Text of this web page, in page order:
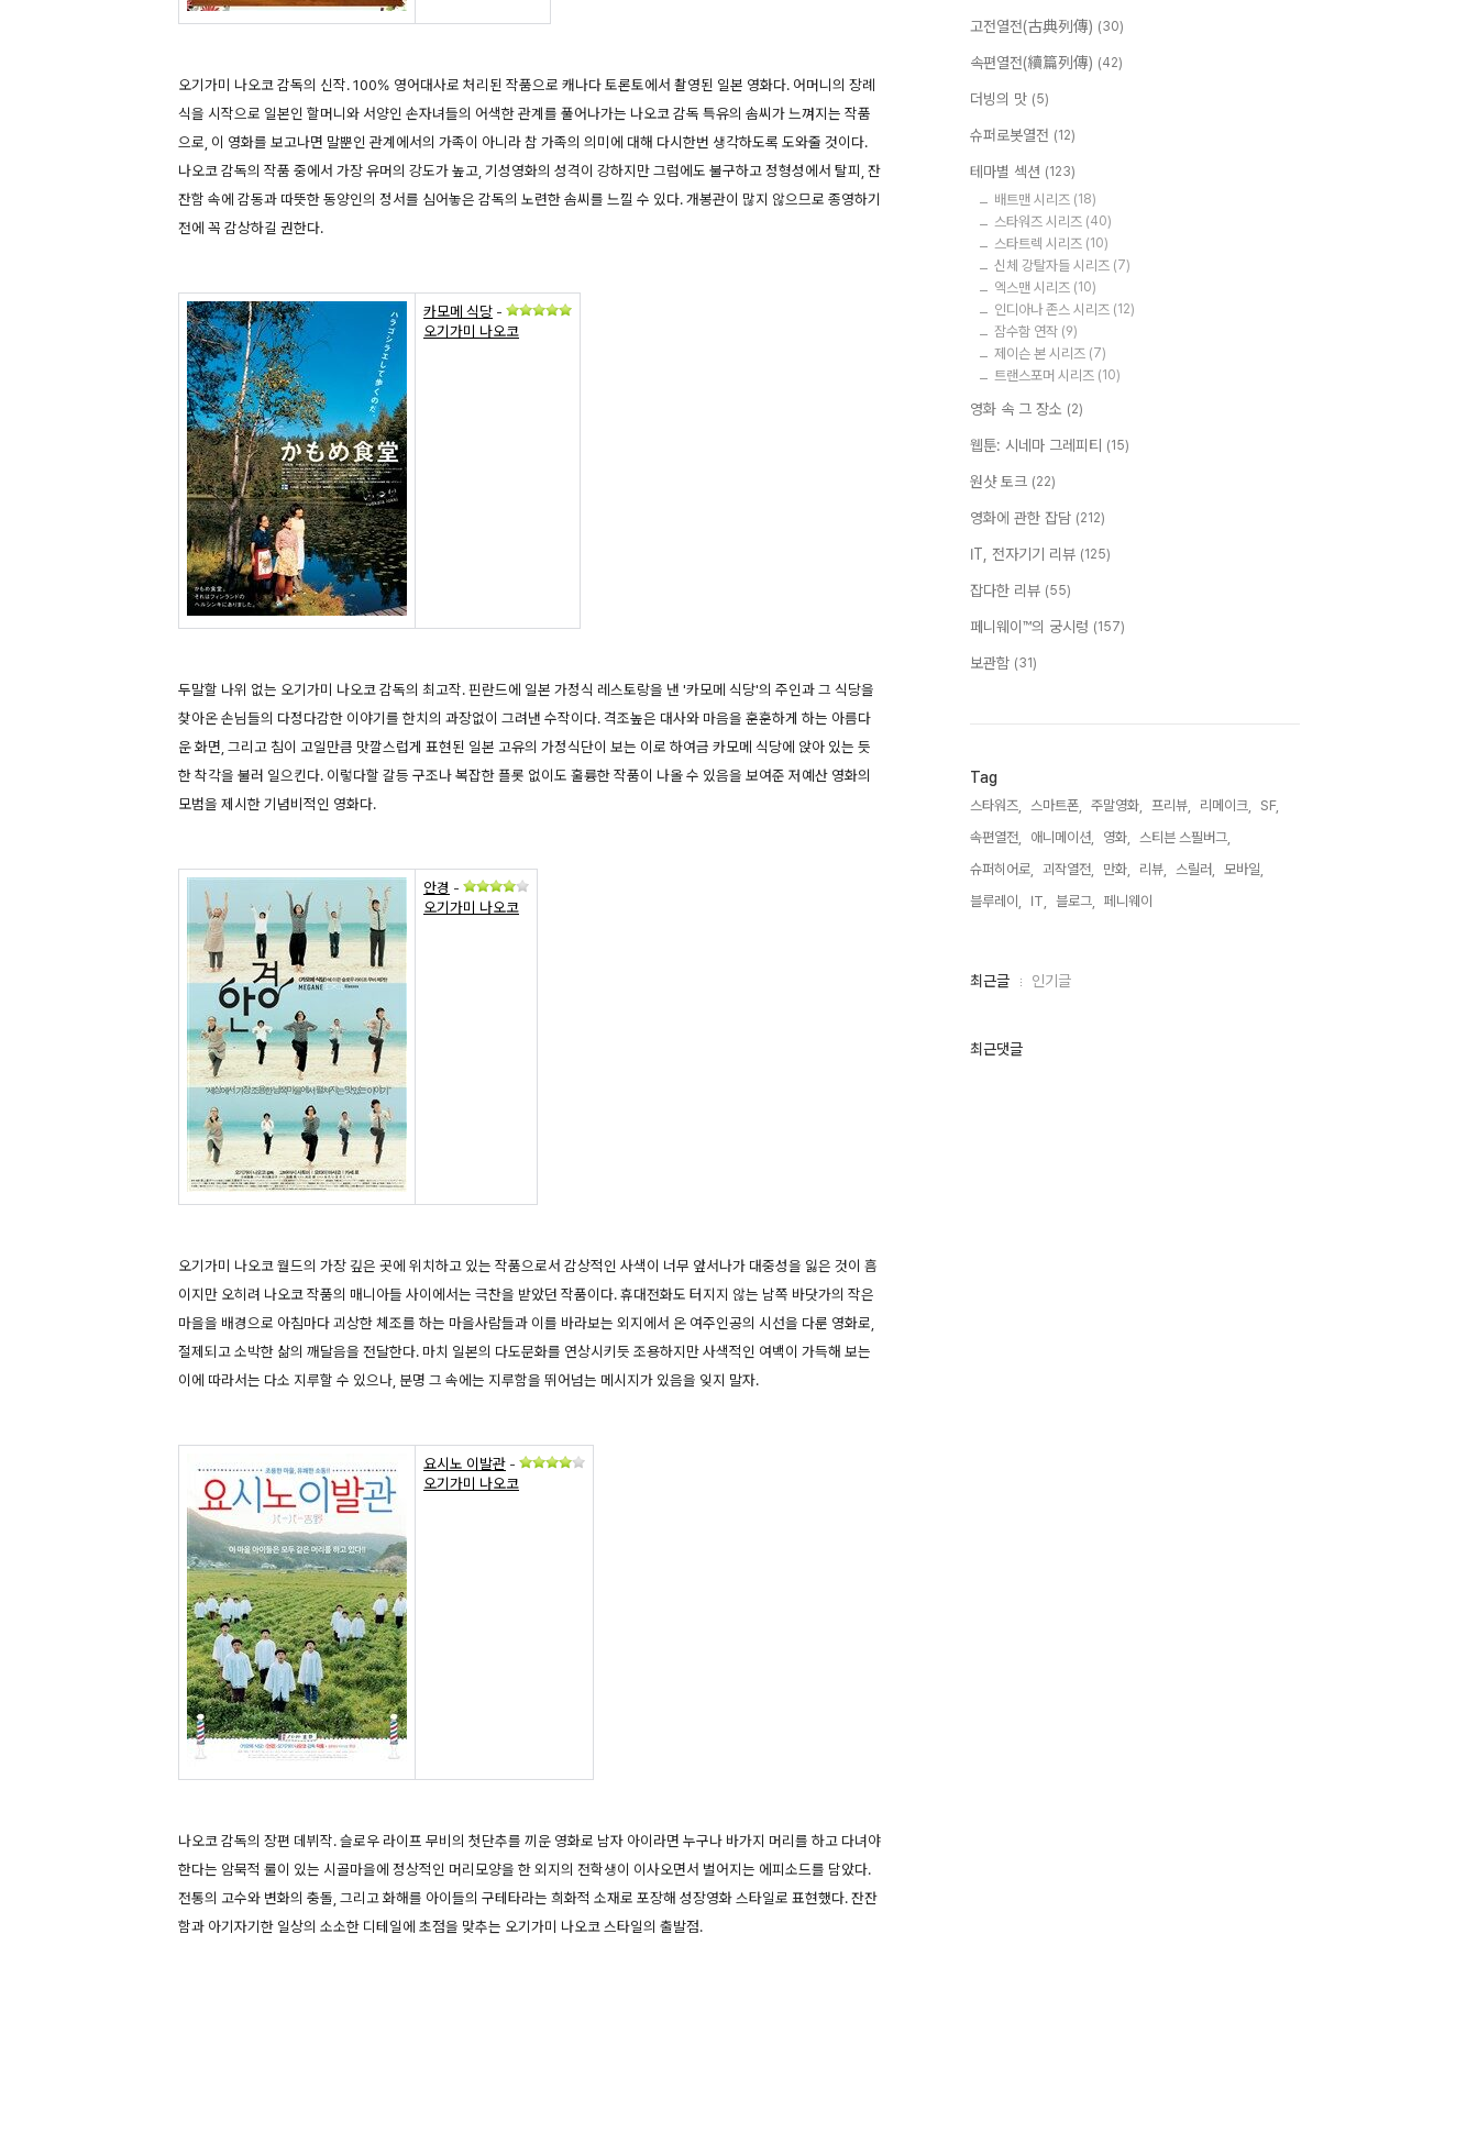
오기가미 나오코 감독의 신작. 100% 영어대사로 처리된 작품으로 캐나다 토론토에서 촬영된 일본 영화다. 어머니의 장례
식을 시작으로 일본인 할머니와 서양인 손자녀들의 어색한 관계를 풀어나가는 나오코 감독 특유의 솜씨가 느껴지는 작품
으로, 이 영화를 보고나면 말뿐인 관계에서의 가족이 아니라 참 가족의 의미에 대해 다시한번 생각하도록 도와줄 것이다.
나오코 감독의 작품 중에서 가장 유머의 강도가 높고, 기성영화의 성격이 강하지만 그럼에도 불구하고 정형성에서 탈피, 잔
잔함 속에 감동과 따뜻한 동양인의 정서를 심어놓은 감독의 노련한 솜씨를 느낄 수 있다. 개봉관이 많지 않으므로 종영하기
전에 꼭 감상하길 권한다.
카모메 식당 -
오기가미 나오코
두말할 나위 없는 오기가미 나오코 감독의 최고작. 핀란드에 일본 가정식 레스토랑을 낸 '카모메 식당'의 주인과 그 식당을
찾아온 손님들의 다정다감한 이야기를 한치의 과장없이 그려낸 수작이다. 격조높은 대사와 마음을 훈훈하게 하는 아름다
운 화면, 그리고 침이 고일만큼 맛깔스럽게 표현된 일본 고유의 가정식단이 보는 이로 하여금 카모메 식당에 앉아 있는 듯
한 착각을 불러 일으킨다. 이렇다할 갈등 구조나 복잡한 플롯 없이도 훌륭한 작품이 나올 수 있음을 보여준 저예산 영화의
모범을 제시한 기념비적인 영화다.
안경 -
오기가미 나오코
오기가미 나오코 월드의 가장 깊은 곳에 위치하고 있는 작품으로서 감상적인 사색이 너무 앞서나가 대중성을 잃은 것이 흠
이지만 오히려 나오코 작품의 매니아들 사이에서는 극찬을 받았던 작품이다. 휴대전화도 터지지 않는 남쪽 바닷가의 작은
마을을 배경으로 아침마다 괴상한 체조를 하는 마을사람들과 이를 바라보는 외지에서 온 여주인공의 시선을 다룬 영화로,
절제되고 소박한 삶의 깨달음을 전달한다. 마치 일본의 다도문화를 연상시키듯 조용하지만 사색적인 여백이 가득해 보는
이에 따라서는 다소 지루할 수 있으나, 분명 그 속에는 지루함을 뛰어넘는 메시지가 있음을 잊지 말자.
요시노 이발관 -
오기가미 나오코
나오코 감독의 장편 데뷔작. 슬로우 라이프 무비의 첫단추를 끼운 영화로 남자 아이라면 누구나 바가지 머리를 하고 다녀야
한다는 암묵적 룰이 있는 시골마을에 정상적인 머리모양을 한 외지의 전학생이 이사오면서 벌어지는 에피소드를 담았다.
전통의 고수와 변화의 충돌, 그리고 화해를 아이들의 구테타라는 희화적 소재로 포장해 성장영화 스타일로 표현했다. 잔잔
함과 아기자기한 일상의 소소한 디테일에 초점을 맞추는 오기가미 나오코 스타일의 출발점.
고전열전(古典列傳) (30)
속편열전(續篇列傳) (42)
더빙의 맛 (5)
슈퍼로봇열전 (12)
테마별 섹션 (123)
배트맨 시리즈 (18)
스타워즈 시리즈 (40)
스타트렉 시리즈 (10)
신체 강탈자들 시리즈 (7)
엑스맨 시리즈 (10)
인디아나 존스 시리즈 (12)
잠수함 연작 (9)
제이슨 본 시리즈 (7)
트랜스포머 시리즈 (10)
영화 속 그 장소 (2)
웹툰: 시네마 그레피티 (15)
원샷 토크 (22)
영화에 관한 잡담 (212)
IT, 전자기기 리뷰 (125)
잡다한 리뷰 (55)
페니웨이™의 궁시렁 (157)
보관함 (31)
Tag
스타워즈, 스마트폰, 주말영화, 프리뷰, 리메이크,
SF,
속편열전,
애니메이션, 영화,
스티븐 스필버그,
슈퍼히어로,
괴작열전, 만화, 리뷰, 스릴러,
모바일,
블루레이,
IT, 블로그, 페니웨이,
최
인
최근글 인기글
최근댓글